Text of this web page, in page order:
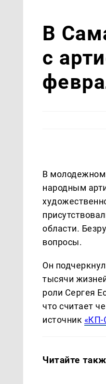
В
с
В молодежном
народным
области.
вопросы.
Он
тысячи
роли Сергея
что считает
источник «КП-
Читайте